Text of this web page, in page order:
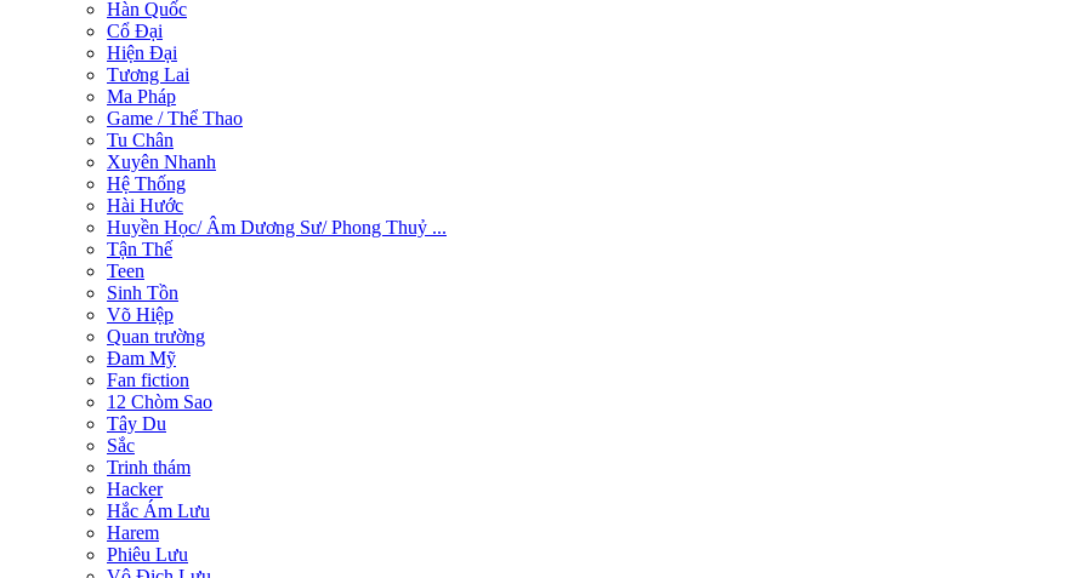
Hàn Quốc
Cổ Đại
Hiện Đại
Tương Lai
Ma Pháp
Game / Thể Thao
Tu Chân
Xuyên Nhanh
Hệ Thống
Hài Hước
Huyền Học/ Âm Dương Sư/ Phong Thuỷ ...
Tận Thế
Teen
Sinh Tồn
Võ Hiệp
Quan trường
Đam Mỹ
Fan fiction
12 Chòm Sao
Tây Du
Sắc
Trinh thám
Hacker
Hắc Ám Lưu
Harem
Phiêu Lưu